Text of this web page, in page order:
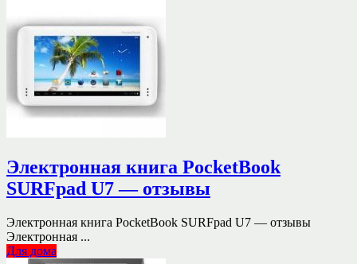
Электронная книга PocketBook
SURFpad U7 — отзывы
Электронная книга PocketBook SURFpad U7 — отзывы
Электронная ...
Для дома